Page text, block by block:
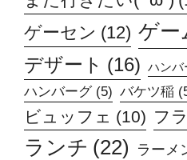
ゲーセン (12) ゲー
デザート (16) ハンバ
ハンバーグ (5) バケツ稲
ビュッフェ (10) フ
ランチ (22) ラーメ